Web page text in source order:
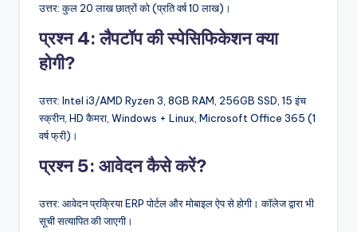
उत्तर: कुल 20 लाख छात्रों को (प्रति वर्ष 10 लाख)।
प्रश्न 4: लैपटॉप की स्पेसिफिकेशन क्या
होगी?
उत्तर: Intel i3/AMD Ryzen 3, 8GB RAM, 256GB SSD, 15 इंच
स्क्रीन, HD कैमरा, Windows + Linux, Microsoft Office 365 (1
वर्ष फ्री)।
प्रश्न 5: आवेदन कैसे करें?
उत्तर: आवेदन प्रक्रिया ERP पोर्टल और मोबाइल ऐप से होगी। कॉलेज द्वारा भी
सूची सत्यापित की जाएगी।